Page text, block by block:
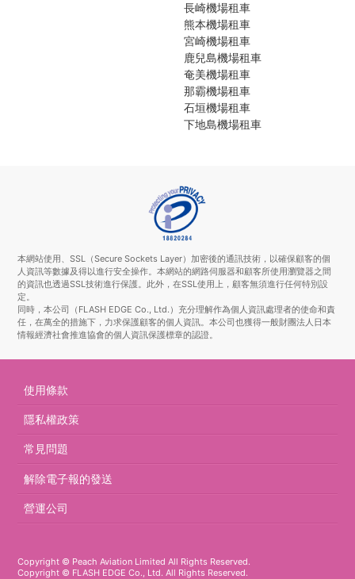
長崎機場租車
熊本機場租車
宮崎機場租車
鹿兒島機場租車
奄美機場租車
那霸機場租車
石垣機場租車
下地島機場租車
本網站使用、SSL（Secure Sockets Layer）加密後的通訊技術，以確保顧客的個
人資訊等數據及得以進行安全操作。本網站的網路伺服器和顧客所使用瀏覽器之間
的資訊也透過SSL技術進行保護。此外，在SSL使用上，顧客無須進行任何特別設
定。
同時，本公司（FLASH EDGE Co., Ltd.）充分理解作為個人資訊處理者的使命和責
任，在萬全的措施下，力求保護顧客的個人資訊。本公司也獲得一般財團法人日本
情報經濟社會推進協會的個人資訊保護標章的認證。
使用條款
隱私權政策
常見問題
解除電子報的發送
營運公司
Copyright © Peach Aviation Limited All Rights Reserved.
Copyright © FLASH EDGE Co., Ltd. All Rights Reserved.